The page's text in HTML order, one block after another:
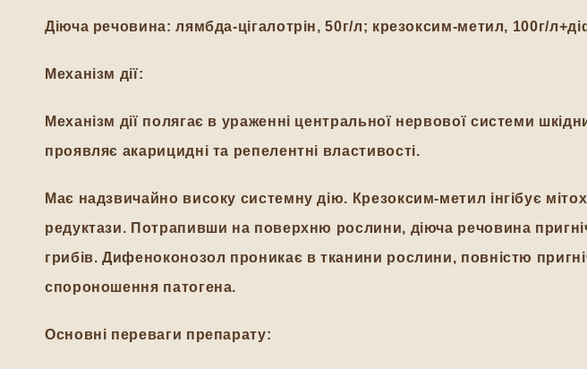
Діюча речовина: лямбда-цігалотрін, 50г/л; крезоксим-метил, 100г/
Механізм дії:
Механізм дії полягає в ураженні центральної нервової системи
проявляє акарицидні та репелентні властивості.
Має надзвичайно високу системну дію. Крезоксим-метил інгібує
редуктази. Потрапивши на поверхню рослини, діюча речовина
грибів. Дифеноконозол проникає в тканини рослини, повністю
спороношення патогена.
Основні переваги препарату: